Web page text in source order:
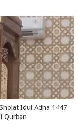
Idul Adha 1447
Qurban